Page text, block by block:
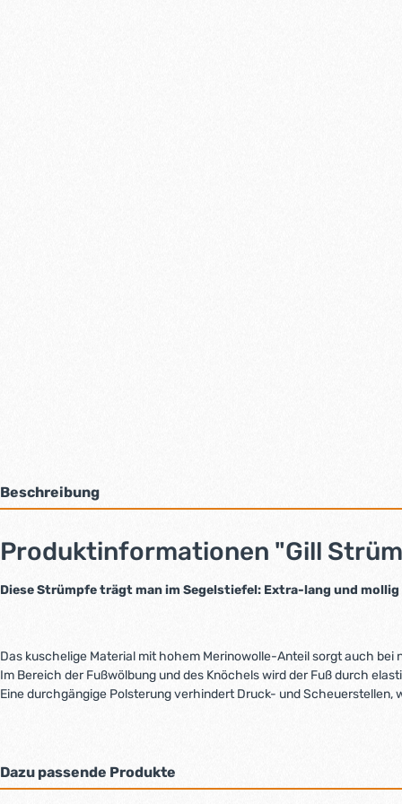
Beschreibung
Produktinformationen "Gill
Diese Strümpfe trägt man im Segelstiefel: Extra-lang und mollig
Das kuschelige Material mit hohem Merinowolle-Anteil sorgt auch
Im Bereich der Fußwölbung und des Knöchels wird der Fuß durch
Eine durchgängige Polsterung verhindert Druck- und
Dazu passende Produkte